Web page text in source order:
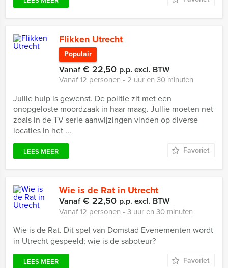
Flikken Utrecht
Populair
Vanaf€ 22,50 p.p. excl. BTW
Vanaf 12 personen ‐ 2 uur en 30 minuten
Jullie hulp is gewenst. De politie zit met een
onopgeloste moordzaak in haar maag. Jullie moeten net
zoals in de TV-serie aanwijzingen vinden op diverse
locaties in het ...
LEES MEER Favoriet
Wie is de Rat in Utrecht
Vanaf€ 22,50 p.p. excl. BTW
Vanaf 12 personen ‐ 3 uur en 30 minuten
Wie is de Rat. Dit spel van Domstad Evenementen wordt
in Utrecht gespeeld; wie is de saboteur?
LEES MEER Favoriet